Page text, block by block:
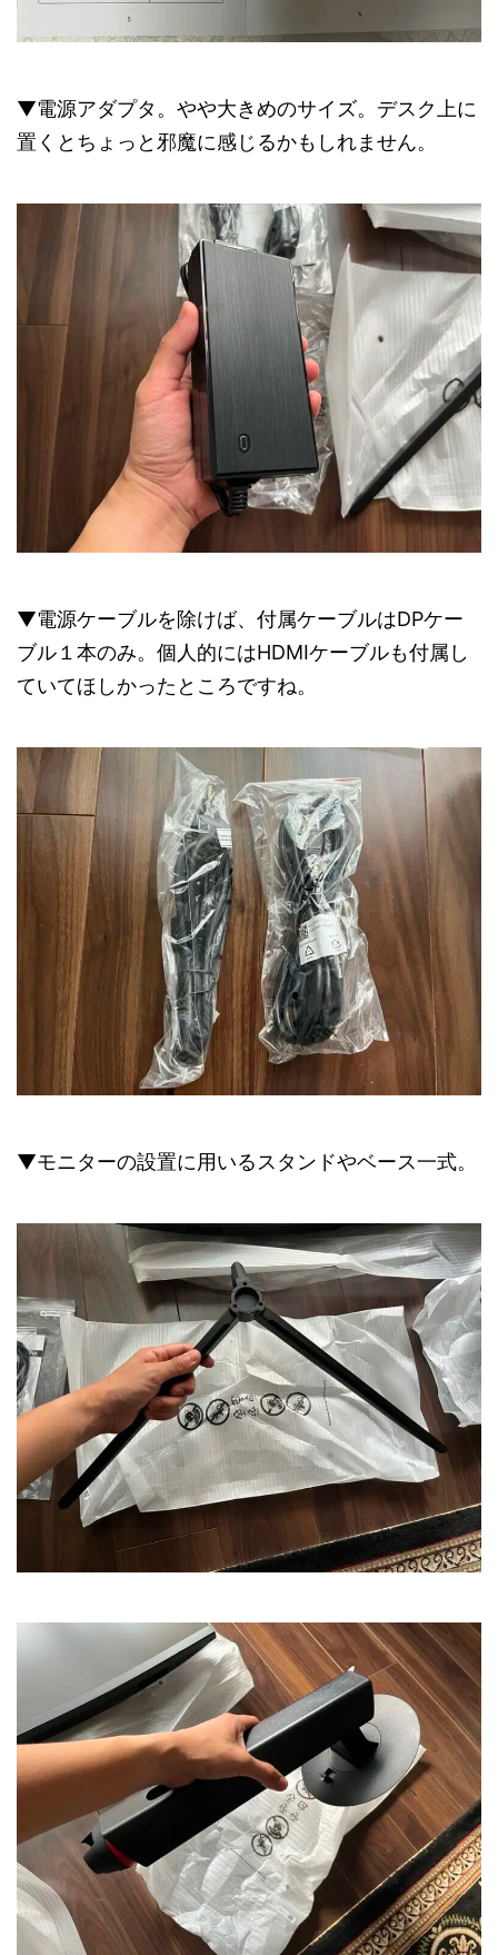
▼電源アダプタ。やや大きめのサイズ。デスク上に
置くとちょっと邪魔に感じるかもしれません。
▼電源ケーブルを除けば、付属ケーブルはDPケー
ブル１本のみ。個人的にはHDMIケーブルも付属し
ていてほしかったところですね。
▼モニターの設置に用いるスタンドやベース一式。